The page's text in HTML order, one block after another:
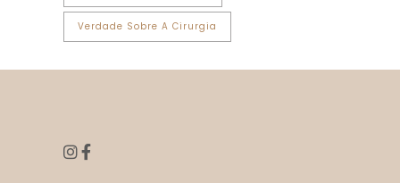
Verdade Sobre A Cirurgia